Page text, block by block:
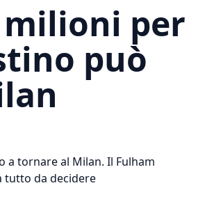
per
può
a tornare al Milan. Il Fulham
tutto da decidere